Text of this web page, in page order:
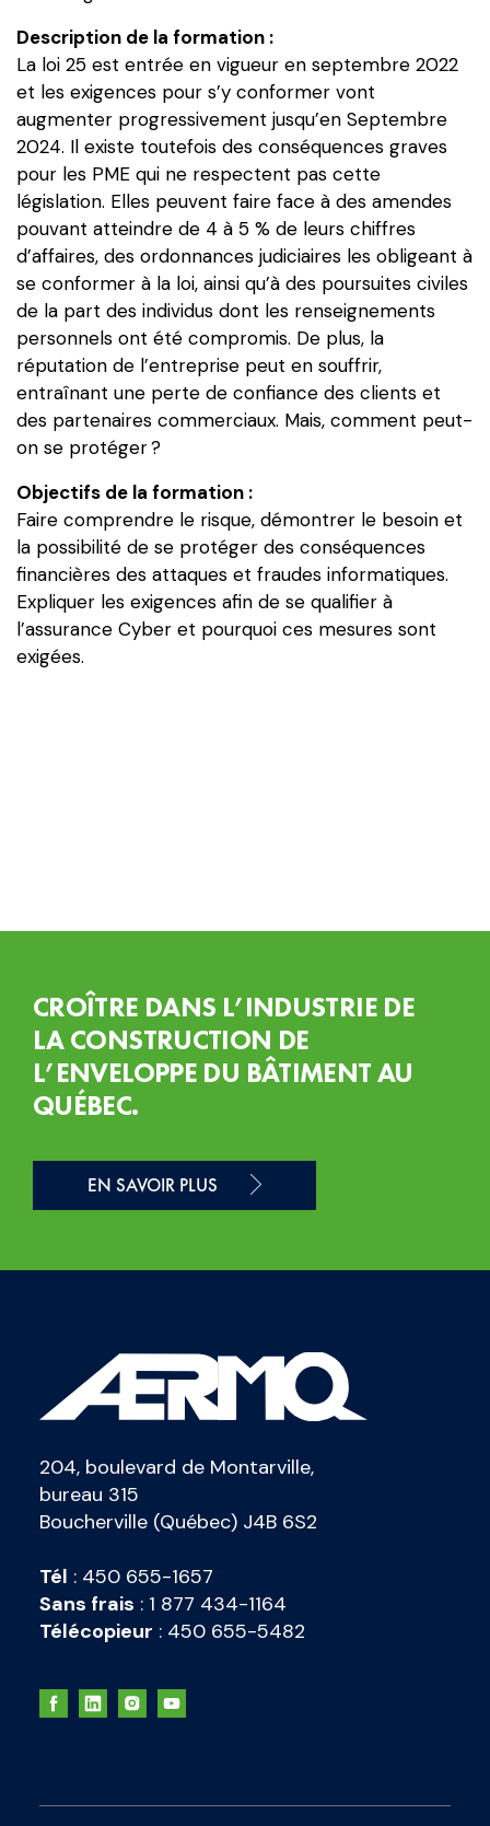
Description de la formation :
La loi 25 est entrée en vigueur en septembre 2022
et les exigences pour s’y conformer vont
augmenter progressivement jusqu’en Septembre
2024. Il existe toutefois des conséquences graves
pour les PME qui ne respectent pas cette
législation. Elles peuvent faire face à des amendes
pouvant atteindre de 4 à 5 % de leurs chiffres
d’affaires, des ordonnances judiciaires les obligeant à
se conformer à la loi, ainsi qu’à des poursuites civiles
de la part des individus dont les renseignements
personnels ont été compromis. De plus, la
réputation de l’entreprise peut en souffrir,
entraînant une perte de confiance des clients et
des partenaires commerciaux. Mais, comment peut-
on se protéger ?
Objectifs de la formation :
Faire comprendre le risque, démontrer le besoin et
la possibilité de se protéger des conséquences
financières des attaques et fraudes informatiques.
Expliquer les exigences afin de se qualifier à
l’assurance Cyber et pourquoi ces mesures sont
exigées.
CROÎTRE DANS L’INDUSTRIE DE
LA CONSTRUCTION DE
L’ENVELOPPE DU BÂTIMENT AU
QUÉBEC.
EN SAVOIR PLUS
204, boulevard de Montarville,
bureau 315
Boucherville (Québec) J4B 6S2
Tél : 450 655-1657
Sans frais : 1 877 434-1164
Télécopieur : 450 655-5482